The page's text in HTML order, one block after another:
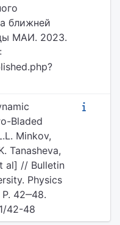
ближней
МАИ. 2023.
Bladed
Minkov,
Tanasheva,
al] // Bulletin
Physics
42‒48.
42-48